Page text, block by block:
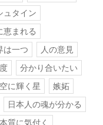
ュタイン
恵まれる
は一つ
人の意見
分かり合いたい
に輝く星
嫉妬
日本人の魂が分かる
本質に気付く